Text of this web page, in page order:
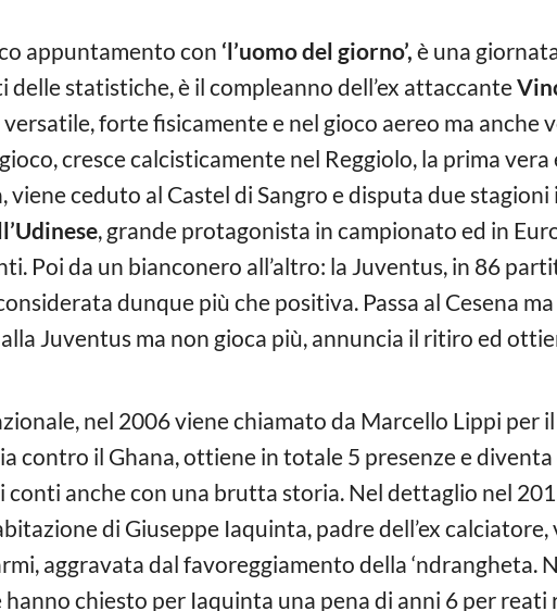
appuntamento con ‘l’uomo del giorno’, è una
delle statistiche, è il compleanno dell’ex attaccante
forte fisicamente e nel gioco aereo ma anche
cresce calcisticamente nel Reggiolo, la prima
viene ceduto al Castel di Sangro e disputa due stagioni
, grande protagonista in campionato ed in
Poi da un bianconero all’altro: la Juventus, in 86
dunque più che positiva. Passa al Cesena
Juventus ma non gioca più, annuncia il ritiro ed
nel 2006 viene chiamato da Marcello Lippi per
contro il Ghana, ottiene in totale 5 presenze e
conti anche con una brutta storia. Nel dettaglio nel
di Giuseppe Iaquinta, padre dell’ex
aggravata dal favoreggiamento della ‘ndrangheta.
hanno chiesto per Iaquinta una pena di anni 6 per reati